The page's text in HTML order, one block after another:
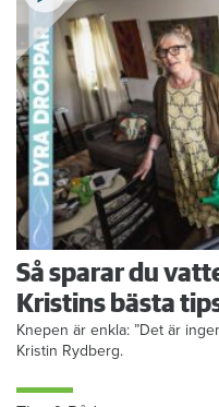
Så sparar du
Kristins bästa
Knepen är enkla: ”Det är
Kristin Rydberg.